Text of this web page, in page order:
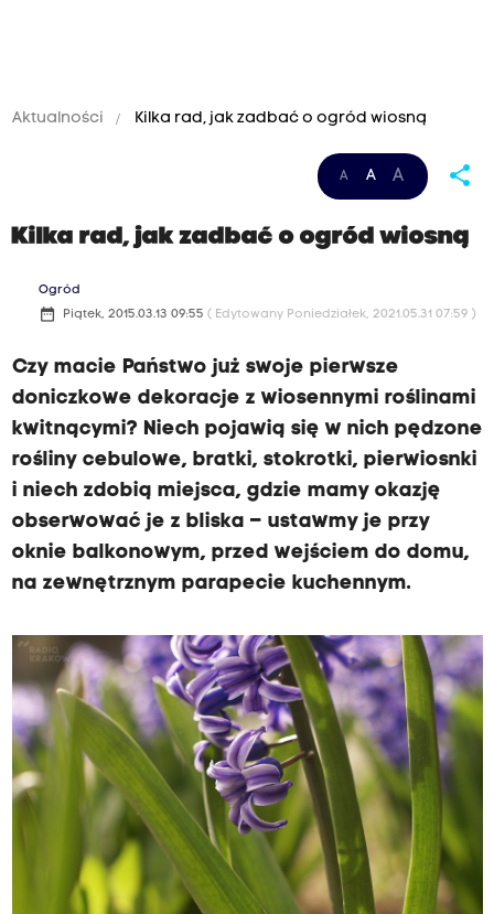
Aktualności Kilka rad, jak zadbać o ogród wiosną
A A A share
Kilka rad, jak zadbać o ogród wiosną
Ogród
date_range Piątek, 2015.03.13 09:55 ( Edytowany Poniedziałek, 2021.05.31 07:59 )
Czy macie Państwo już swoje pierwsze
doniczkowe dekoracje z wiosennymi roślinami
kwitnącymi? Niech pojawią się w nich pędzone
rośliny cebulowe, bratki, stokrotki, pierwiosnki
i niech zdobią miejsca, gdzie mamy okazję
obserwować je z bliska – ustawmy je przy
oknie balkonowym, przed wejściem do domu,
na zewnętrznym parapecie kuchennym.